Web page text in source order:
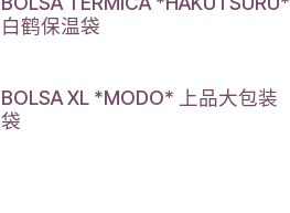
白鹤保温袋
BOLSA XL *MODO* 上品大包装
袋